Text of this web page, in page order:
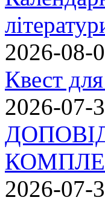
2026-08-
Квест
2026-07-
2026-07-